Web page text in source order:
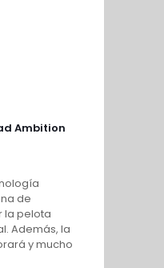
Ambition
de
la pelota
Además, la
y mucho